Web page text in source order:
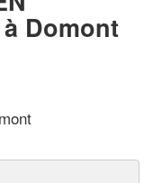
à Domont